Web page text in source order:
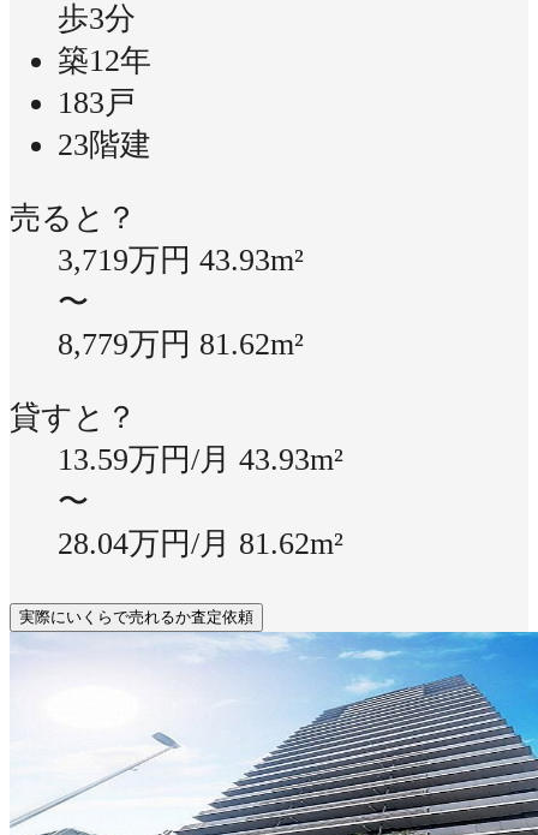
歩3分
築12年
183戸
23階建
売ると？
3,719万円 43.93m²
〜
8,779万円 81.62m²
貸すと？
13.59万円/月 43.93m²
〜
28.04万円/月 81.62m²
実際にいくらで売れるか査定依頼